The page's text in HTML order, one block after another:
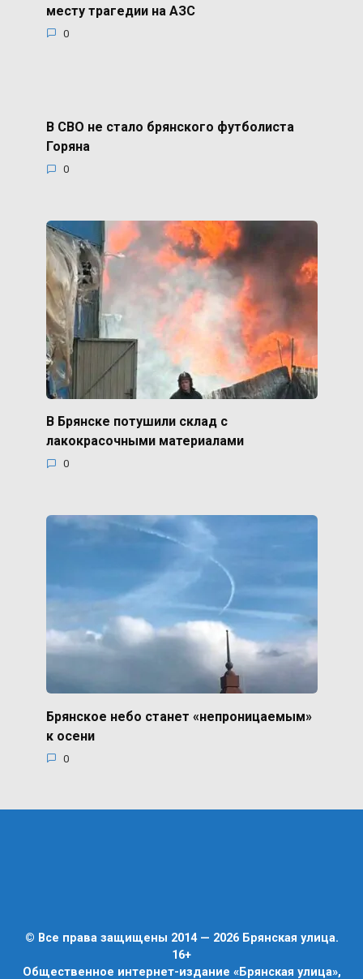
месту трагедии на АЗС
0
В СВО не стало брянского футболиста
Горяна
0
В Брянске потушили склад с
лакокрасочными материалами
0
Брянское небо станет «непроницаемым»
к осени
0
© Все права защищены 2014 — 2026 Брянская улица.
16+
Общественное интернет-издание «Брянская улица»,